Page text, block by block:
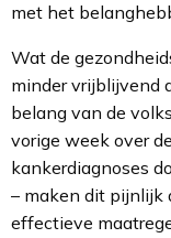
met het
Wat de
minder vrijblijvend
belang van de
vorige week over
kankerdiagnoses
– maken dit pijnlijk
effectieve